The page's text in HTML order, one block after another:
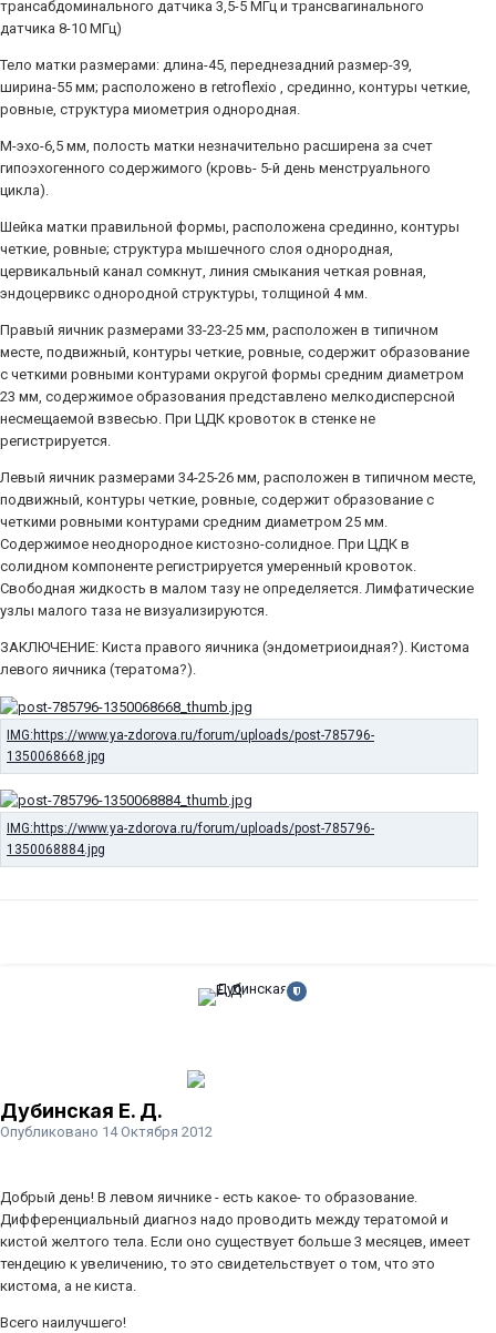
трансабдоминального датчика 3,5-5 МГц и трансвагинального
датчика 8-10 МГц)
Тело матки размерами: длина-45, переднезадний размер-39,
ширина-55 мм; расположено в retroflexio , срединно, контуры четкие,
ровные, структура миометрия однородная.
М-эхо-6,5 мм, полость матки незначительно расширена за счет
гипоэхогенного содержимого (кровь- 5-й день менструального
цикла).
Шейка матки правильной формы, расположена срединно, контуры
четкие, ровные; структура мышечного слоя однородная,
цервикальный канал сомкнут, линия смыкания четкая ровная,
эндоцервикс однородной структуры, толщиной 4 мм.
Правый яичник размерами 33-23-25 мм, расположен в типичном
месте, подвижный, контуры четкие, ровные, содержит образование
с четкими ровными контурами округой формы средним диаметром
23 мм, содержимое образования представлено мелкодисперсной
несмещаемой взвесью. При ЦДК кровоток в стенке не
регистрируется.
Левый яичник размерами 34-25-26 мм, расположен в типичном месте,
подвижный, контуры четкие, ровные, содержит образование с
четкими ровными контурами средним диаметром 25 мм.
Содержимое неоднородное кистозно-солидное. При ЦДК в
солидном компоненте регистрируется умеренный кровоток.
Свободная жидкость в малом тазу не определяется. Лимфатические
узлы малого таза не визуализируются.
ЗАКЛЮЧЕНИЕ: Киста правого яичника (эндометриоидная?). Кистома
левого яичника (тератома?).
Дубинская Е. Д.
Опубликовано 14 Октября 2012
Добрый день! В левом яичнике - есть какое- то образование.
Дифференциальный диагноз надо проводить между тератомой и
кистой желтого тела. Если оно существует больше 3 месяцев, имеет
тендецию к увеличению, то это свидетельствует о том, что это
кистома, а не киста.
Всего наилучшего!